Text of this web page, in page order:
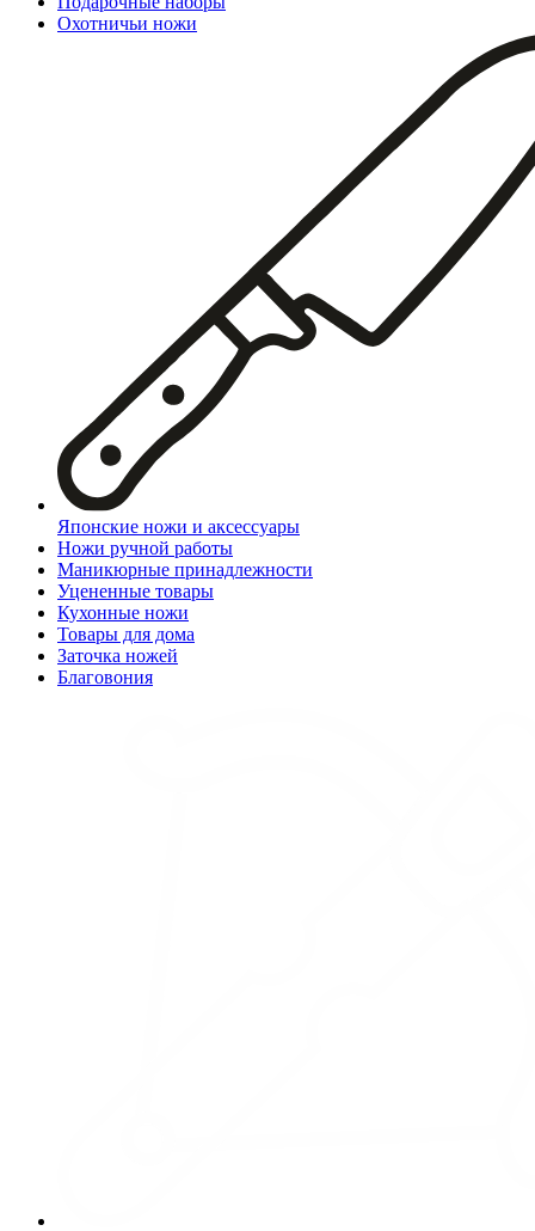
Охотничьи ножи
Японские ножи и аксессуары
Ножи ручной работы
Маникюрные принадлежности
Уцененные товары
Кухонные ножи
Товары для дома
Заточка ножей
Благовония